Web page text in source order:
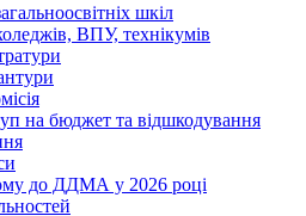
шкіл
ВПУ, технікумів
на бюджет та відшкодування
до ДДМА у 2026 році